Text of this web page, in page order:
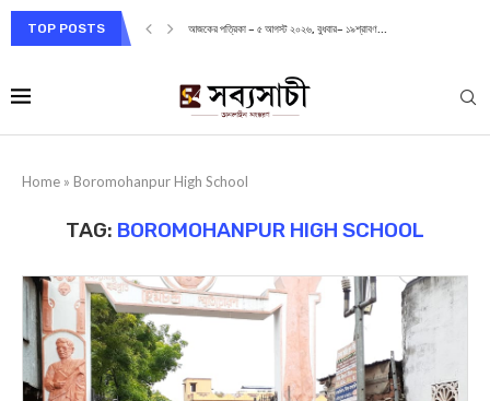
TOP POSTS আজকের পত্রিকা – ৫ আগস্ট ২০২৬, বুধবার– ১৯শ্রাবণ...
Home » Boromohanpur High School
TAG: BOROMOHANPUR HIGH SCHOOL